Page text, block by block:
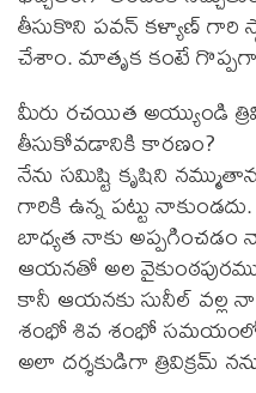
తీసుకొని పవన్ కళ్యాణ్ గారి
చేశాం. మాతృక కంటే గొప్పగా
మీరు రచయిత అయ్యుండి
తీసుకోవడానికి కారణం?
నేను సమిష్టి కృషిని
గారికి ఉన్న పట్టు
బాధ్యత నాకు అప్పగించడం
ఆయనతో అల
కానీ ఆయనకు సునీల్ వల్ల
శంభో శివ శంభో సమయంలో
అలా దర్శకుడిగా త్రివిక్రమ్